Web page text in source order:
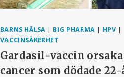
BARNS HÄLSA | BIG PHARMA | HPV |
VACCINSÄKERHET
Gardasil-vaccin
cancer som dödade